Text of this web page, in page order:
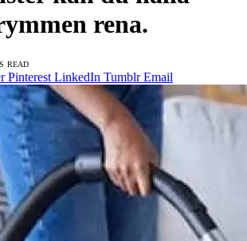
rena.
READ
Pinterest LinkedIn Tumblr Email